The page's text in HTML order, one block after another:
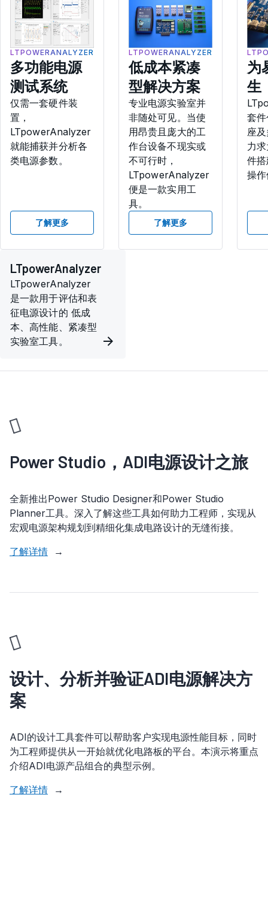
多功能电源
测试系统
LTPOWERANALYZER
仅需一套硬件装
置，
LTpowerAnalyzer
就能捕获并分析各
类电源参数。
了解更多
低成本紧凑
型解决方案
LTPOWERANALYZER
专业电源实验室并
非随处可见。当使
用昂贵且庞大的工
作台设备不现实或
不可行时，
LTpowerAnalyzer
便是一款实用工
具。
了解更多
为
生
套
座
力
件
操
LTpowerAnalyzer
LTpowerAnalyzer
是一款用于评估和表
征电源设计的 低成
本、高性能、紧凑型
实验室工具。
Power Studio，ADI电源设计之旅
全新推出Power Studio Designer和Power Studio
Planner工具。深入了解这些工具如何助力工程师，实现从
宏观电源架构规划到精细化集成电路设计的无缝衔接。
了解详情
→
设计、分析并验证ADI电源解决方
案
ADI的设计工具套件可以帮助客户实现电源性能目标，同时
为工程师提供从一开始就优化电路板的平台。本演示将重点
介绍ADI电源产品组合的典型示例。
了解详情
→